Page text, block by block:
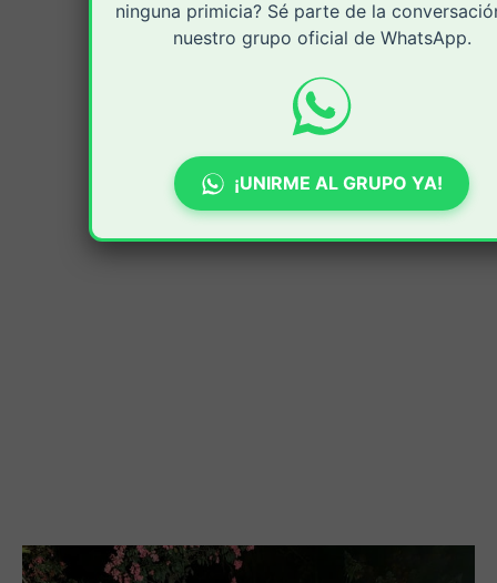
ninguna primicia? Sé parte de la
nuestro grupo oficial de WhatsApp.
¡UNIRME AL GRUPO YA!